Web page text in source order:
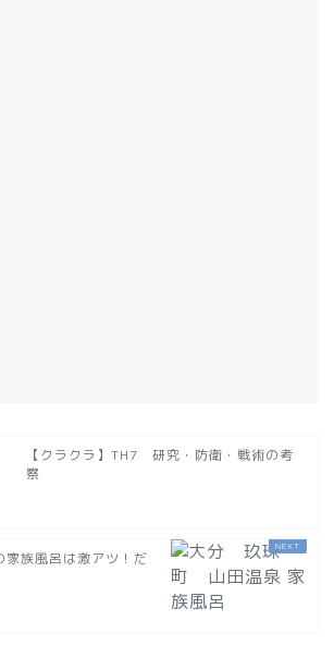
【クラクラ】TH7 研究・防衛・戦術の考
察
家族風呂は激アツ！だ